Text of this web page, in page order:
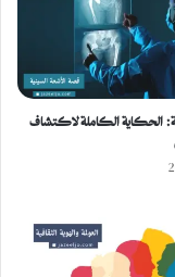
الحكاية الكاملة لاكتشاف